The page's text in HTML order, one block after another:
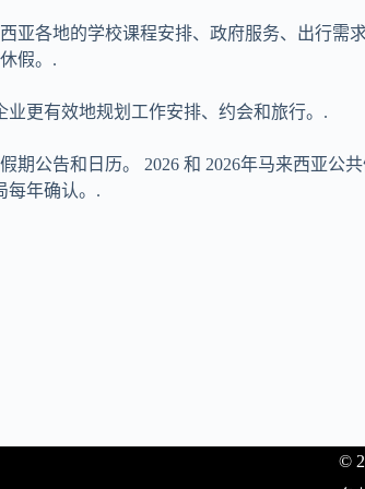
亚各地的学校课程安排、政府服务、出行需
假。.
业更有效地规划工作安排、约会和旅行。.
期公告和日历。 2026 和 2026年马来西亚公
每年确认。.
©